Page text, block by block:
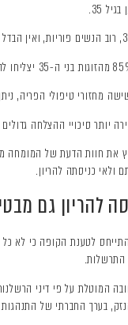
35.
סיכויי ההצלחה גדולים יותר,
חוות הדעת של המומחה
ולאי כניסתה להריון.
להריון גם
לטענת הקופה כי לא כל
התרשלות.
המוטלת על פי דיני
בערך החברתי של התנהגות